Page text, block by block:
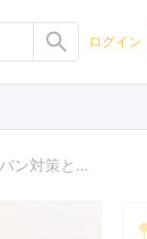
ログイン
【新アルゴ対応】AIインフルエンサーが実践しているXのシャドウバン対策と治し方